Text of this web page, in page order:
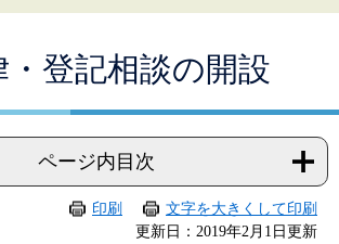
・登記相談の開設
ページ内目次
印刷
文字を大きくして印刷
更新日：2019年2月1日更新